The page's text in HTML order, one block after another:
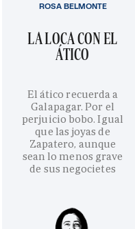
LA LOCA CON EL
ÁTICO
El ático recuerda a
Galapagar. Por el
perjuicio bobo. Igual
que las joyas de
Zapatero, aunque
sean lo menos grave
de sus negocietes
ROSA BELMONTE